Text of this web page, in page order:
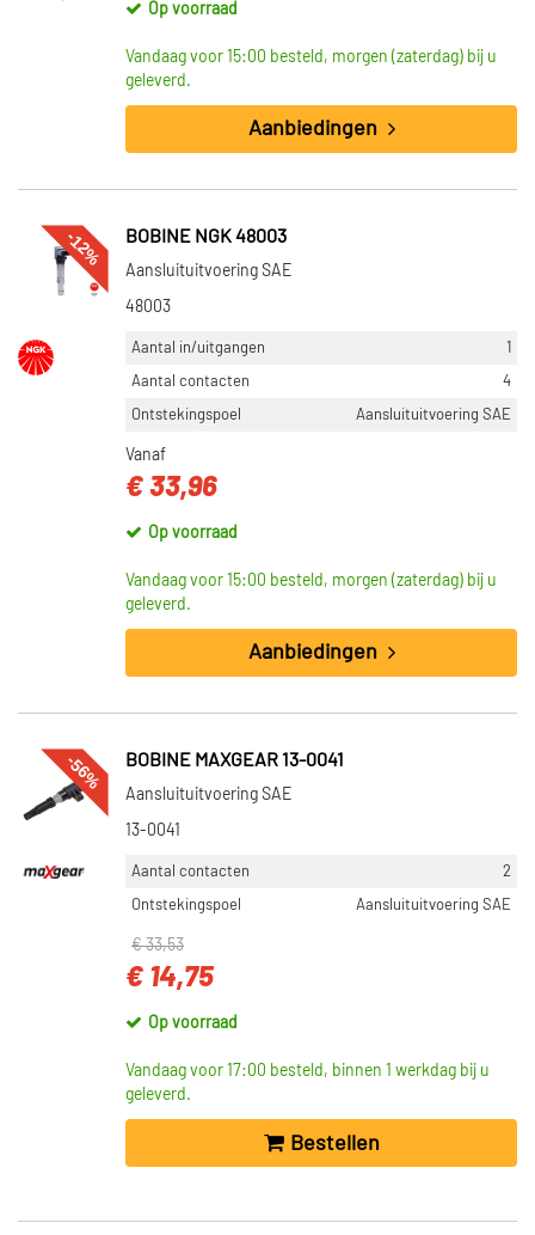
Op voorraad
Vandaag voor 15:00 besteld, morgen (zaterdag) bij u
geleverd.
Aanbiedingen
-12% BOBINE NGK 48003
Aansluituitvoering SAE
48003
Aantal in/uitgangen
1
Aantal contacten
4
Ontstekingspoel
Aansluituitvoering SAE
Vanaf
€ 33,96
Op voorraad
Vandaag voor 15:00 besteld, morgen (zaterdag) bij u
geleverd.
Aanbiedingen
-56% BOBINE MAXGEAR 13-0041
Aansluituitvoering SAE
13-0041
Aantal contacten
2
Ontstekingspoel
Aansluituitvoering SAE
€ 33,53
€ 14,75
Op voorraad
Vandaag voor 17:00 besteld, binnen 1 werkdag bij u
geleverd.
Bestellen